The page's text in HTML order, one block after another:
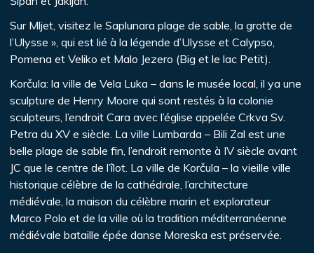
Sur Mljet, visitez le Saplunara plage de sable, la grotte de
l’Ulysse », qui est lié à la légende d’Ulysse et Calypso,
Pomena et Veliko et Malo Jezero (Big et le lac Petit).
Korčula: la ville de Vela Luka – dans le musée local, il ya une
sculpture de Henry Moore qui sont restés à la colonie
sculpteurs, l’endroit Cara avec l’église appelée Crkva Sv.
Petra du XV e siècle. La ville Lumbarda – Bili Zal est une
belle plage de sable fin, l’endroit remonte à IV siècle avant
JC que le centre de l’îlot. La ville de Korčula – la vieille ville
historique célèbre de la cathédrale, l’architecture
médiévale, la maison du célèbre marin et explorateur
Marco Polo et de la ville où la tradition méditerranéenne
médiévale bataille épée danse Moreska est préservée.